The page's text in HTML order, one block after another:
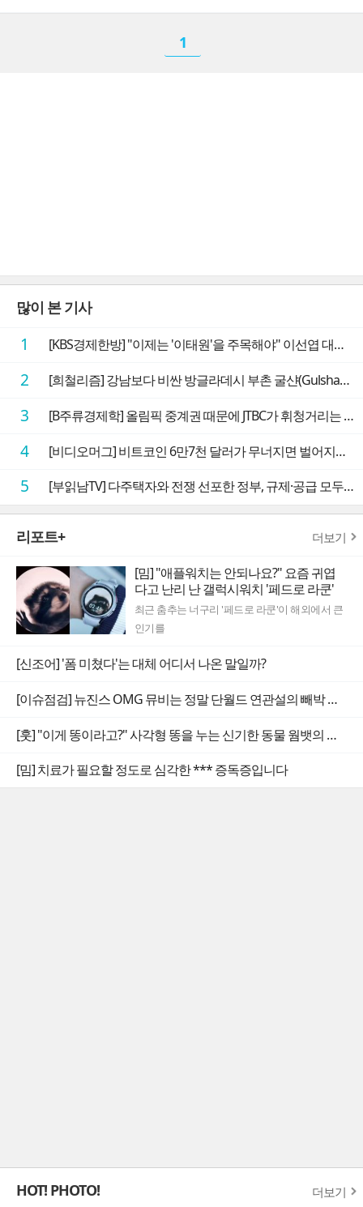
1
많이 본 기사
1 [KBS경제한방] "이제는 '이태원'을 주목해야" 이선엽 대표가 말하는 AI 시대 투자 성과를 가르는 지점들
2 [희철리즘] 강남보다 비싼 방글라데시 부촌 굴샨(Gulshan)의 극단적인 모습에 충격을 받다
3 [B주류경제학] 올림픽 중계권 때문에 JTBC가 휘청거리는 이유
4 [비디오머그] 비트코인 6만7천 달러가 무너지면 벌어지는 일
5 [부읽남TV] 다주택자와 전쟁 선포한 정부, 규제·공급 모두 실효성 의문
리포트+ 더보기
[밈] "애플워치는 안되나요?" 요즘 귀엽
다고 난리 난 갤럭시워치 '페드로 라쿤'
최근 춤추는 너구리 '페드로 라쿤'이 해외에서 큰
인기를
[신조어] '폼 미쳤다'는 대체 어디서 나온 말일까?
[이슈점검] 뉴진스 OMG 뮤비는 정말 단월드 연관설의 빼박 증거일까
[훗] "이게 똥이라고?" 사각형 똥을 누는 신기한 동물 웜뱃의 비밀
[밈] 치료가 필요할 정도로 심각한 *** 증독증입니다
HOT! PHOTO! 더보기